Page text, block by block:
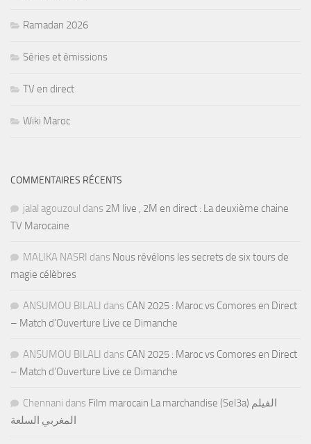
Ramadan 2026
Séries et émissions
TV en direct
Wiki Maroc
COMMENTAIRES RÉCENTS
jalal agouzoul dans 2M live , 2M en direct : La deuxième chaine
TV Marocaine
MALIKA NASRI dans Nous révélons les secrets de six tours de
magie célèbres
ANSUMOU BILALI dans CAN 2025 : Maroc vs Comores en Direct
– Match d’Ouverture Live ce Dimanche
ANSUMOU BILALI dans CAN 2025 : Maroc vs Comores en Direct
– Match d’Ouverture Live ce Dimanche
Chennani dans Film marocain La marchandise (Sel3a) الفيلم
المغربي السلعة